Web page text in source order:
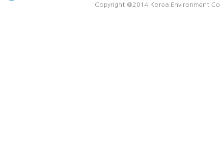
Copyright @2014 Korea Environment